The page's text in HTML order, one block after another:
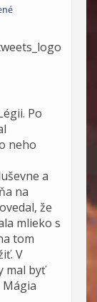
Po
neho
a
na
že
mlieko s
tom
V
mal byť